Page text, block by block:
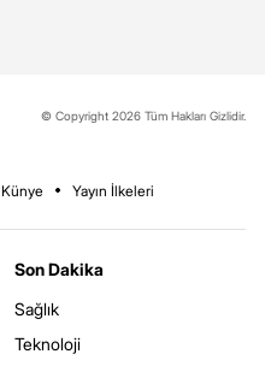
© Copyright 2026 Tüm Hakları Gizlidir.
Künye Yayın İlkeleri
Son Dakika
Sağlık
Teknoloji